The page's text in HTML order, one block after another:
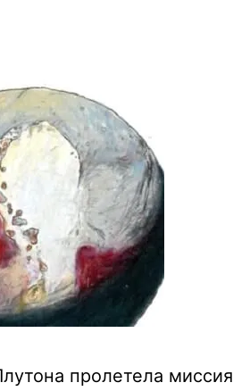
пролетела миссия